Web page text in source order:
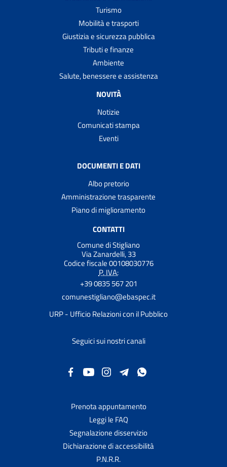
Turismo
Mobilità e trasporti
Giustizia e sicurezza pubblica
Tributi e finanze
Ambiente
Salute, benessere e assistenza
NOVITÀ
Notizie
Comunicati stampa
Eventi
DOCUMENTI E DATI
Albo pretorio
Amministrazione trasparente
Piano di miglioramento
CONTATTI
Comune di Stigliano
Via Zanardelli, 33
Codice fiscale 00108030776
P. IVA:
+39 0835 567 201
comunestigliano@ebaspec.it
URP - Ufficio Relazioni con il Pubblico
Seguici sui nostri canali
Prenota appuntamento
Leggi le FAQ
Segnalazione disservizio
Dichiarazione di accessibilità
P.N.R.R.